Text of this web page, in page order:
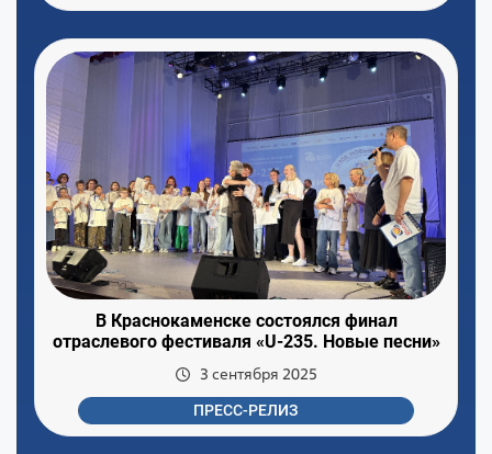
В Краснокаменске состоялся финал
отраслевого фестиваля «U-235. Новые песни»
3 сентября 2025
ПРЕСС-РЕЛИЗ